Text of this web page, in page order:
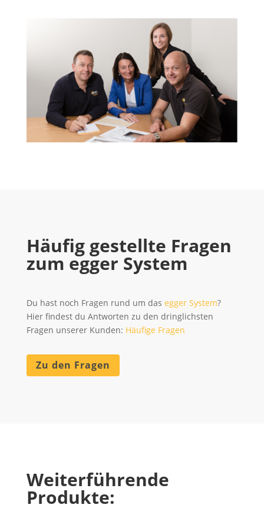
Häufig gestellte Fragen
zum egger System
Du hast noch Fragen rund um das egger System?
Hier findest du Antworten zu den dringlichsten
Fragen unserer Kunden: Häufige Fragen
Zu den Fragen
Weiterführende
Produkte: